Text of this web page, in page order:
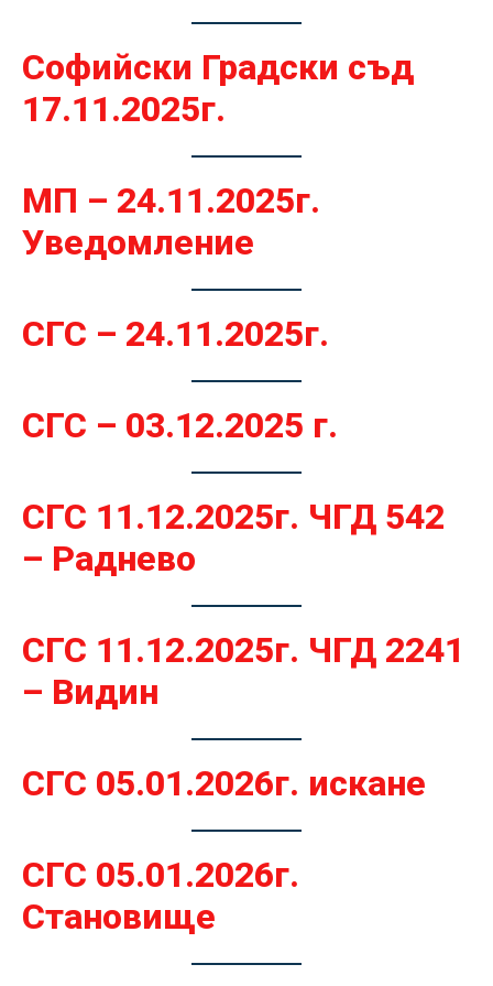
Софийски Градски съд
17.11.2025г.
МП – 24.11.2025г.
Уведомление
СГС – 24.11.2025г.
СГС – 03.12.2025 г.
СГС 11.12.2025г. ЧГД 542
– Раднево
СГС 11.12.2025г. ЧГД 2241
– Видин
СГС 05.01.2026г. искане
СГС 05.01.2026г.
Становище